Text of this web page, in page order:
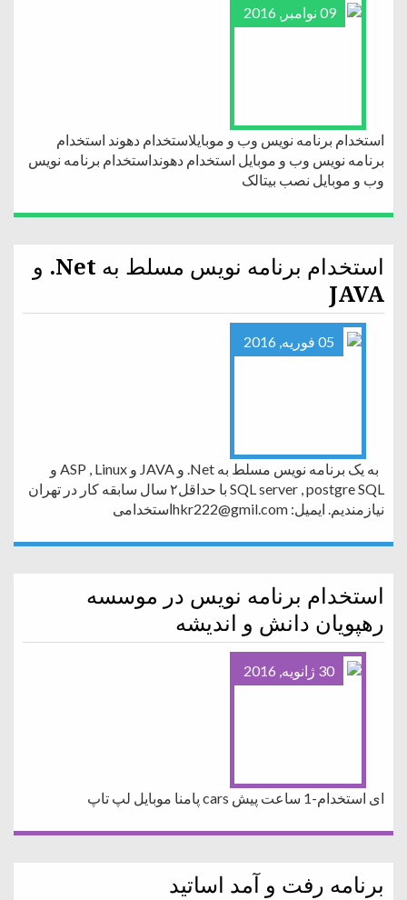
09 نوامبر, 2016
استخدام برنامه نویس وب و موبایلاستخدام دهوند استخدام
برنامه نویس وب و موبایل استخدام دهونداستخدام برنامه نویس
وب و موبایل نصب بیتالک
استخدام برنامه نویس مسلط به Net. و
JAVA
05 فوریه, 2016
به یک برنامه نویس مسلط به Net. و JAVA و ASP , Linux و
SQL server , postgre SQL با حداقل۲ سال سابقه کار در تهران
نیازمندیم. ایمیل: hkr222@gmil.comاستخدامی
استخدام برنامه نویس در موسسه
رهپویان دانش و اندیشه
30 ژانویه, 2016
ای استخدام-1 ساعت پیش cars پامنا موبایل لپ تاپ
برنامه رفت و آمد اساتید